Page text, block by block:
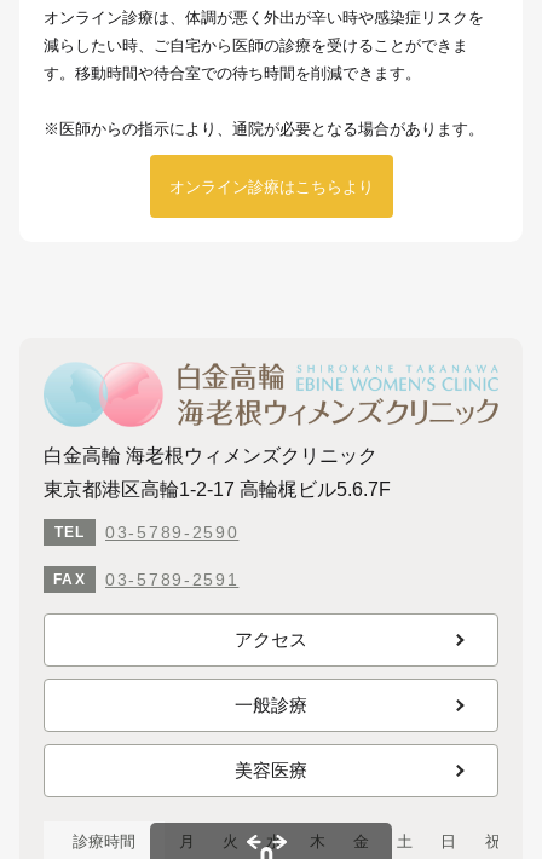
オンライン診療は、体調が悪く外出が辛い時や感染症リスクを
減らしたい時、ご自宅から医師の診療を受けることができま
す。移動時間や待合室での待ち時間を削減できます。
※医師からの指示により、通院が必要となる場合があります。
オンライン診療はこちらより
白金高輪 海老根ウィメンズクリニック
東京都港区高輪1-2-17 高輪梶ビル5.6.7F
TEL 03-5789-2590
FAX 03-5789-2591
アクセス
一般診療
美容医療
診療時間 月 火 水 木 金 土 日 祝